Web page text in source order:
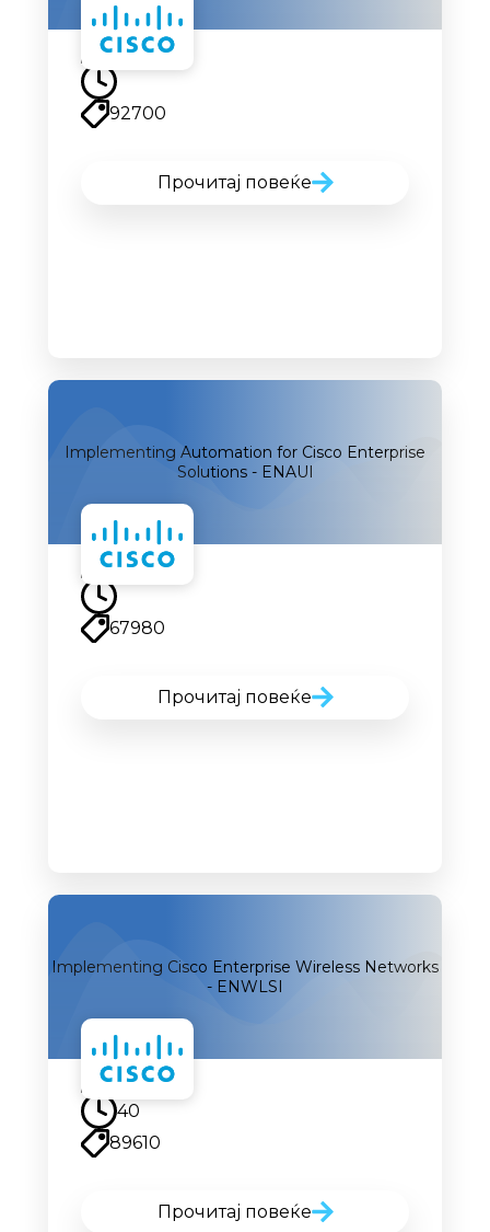
92700
Прочитај повеќе
Implementing Automation for Cisco Enterprise
Solutions - ENAUI
67980
Прочитај повеќе
Implementing Cisco Enterprise Wireless Networks
- ENWLSI
40
89610
Прочитај повеќе